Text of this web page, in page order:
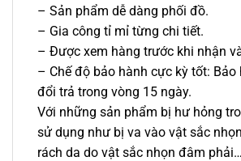
– Sản phẩm dễ dàng phối đồ.
– Gia công tỉ mỉ từng chi tiết.
– Được xem hàng trước khi nhận
– Chế độ bảo hành cực kỳ tốt: Bảo
đổi trả trong vòng 15 ngày.
Với những sản phẩm bị hư hỏng
sử dụng như bị va vào vật sắc
rách da do vật sắc nhọn đâm